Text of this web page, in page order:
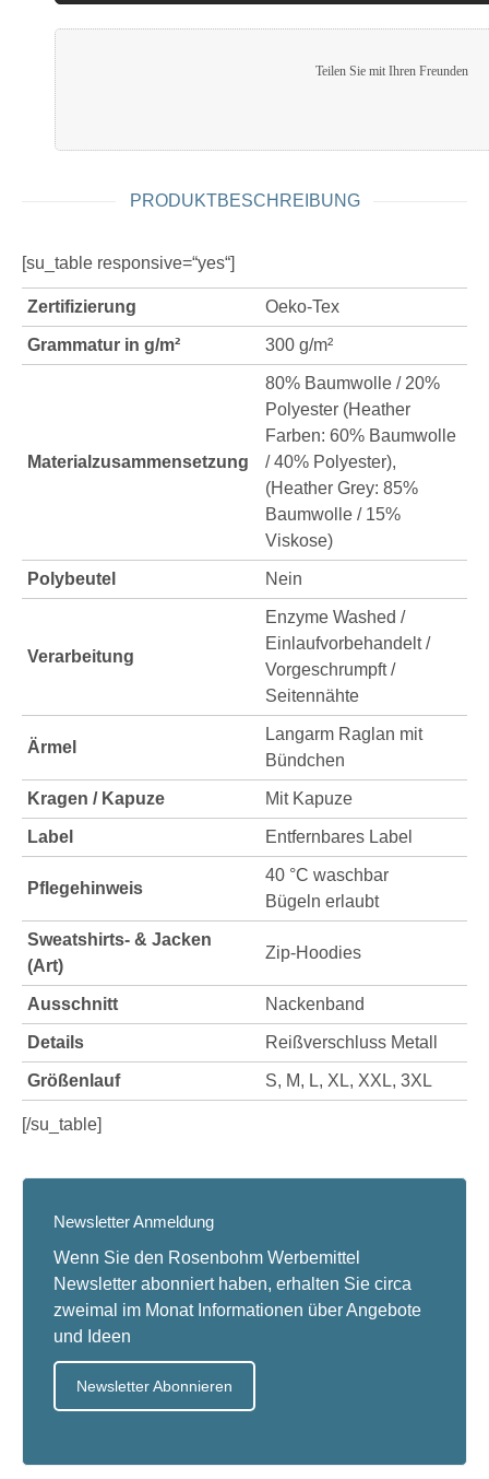
Teilen Sie mit Ihren Freunden
PRODUKTBESCHREIBUNG
[su_table responsive=“yes“]
Zertifizierung Oeko-Tex
Grammatur in g/m² 300 g/m²
Materialzusammensetzung
80% Baumwolle / 20%
Polyester (Heather
Farben: 60% Baumwolle
/ 40% Polyester),
(Heather Grey: 85%
Baumwolle / 15%
Viskose)
Polybeutel Nein
Verarbeitung
Enzyme Washed /
Einlaufvorbehandelt /
Vorgeschrumpft /
Seitennähte
Ärmel
Langarm Raglan mit
Bündchen
Kragen / Kapuze Mit Kapuze
Label Entfernbares Label
Pflegehinweis
40 °C waschbar
Bügeln erlaubt
Sweatshirts- & Jacken
(Art)
Zip-Hoodies
Ausschnitt Nackenband
Details Reißverschluss Metall
Größenlauf S, M, L, XL, XXL, 3XL
[/su_table]
Newsletter Anmeldung
Wenn Sie den Rosenbohm Werbemittel
Newsletter abonniert haben, erhalten Sie circa
zweimal im Monat Informationen über Angebote
und Ideen
Newsletter Abonnieren